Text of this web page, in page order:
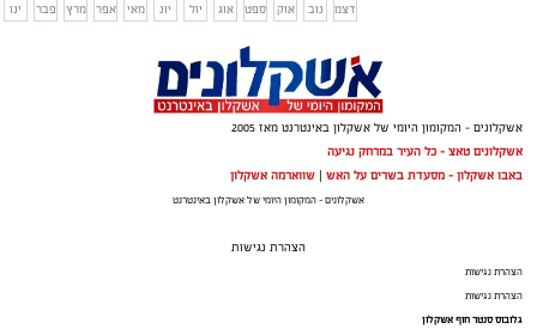
ינו
פבר מרץ אפר מאי יונ יול אוג ספט אוק נוב דצמ
אשקלונים - המקומון היומי של אשקלון באינטרנט מאז 2005
אשקלונים טאצ - כל העיר במרחק נגיעה
באבו אשקלון - מסעדת בשרים על האש | שווארמה אשקלון
אשקלונים - המקומון היומי של אשקלון באינטרנט
הצהרת נגישות
הצהרת נגישות
הצהרת נגישות
גלובוס סנטר חוף אשקלון